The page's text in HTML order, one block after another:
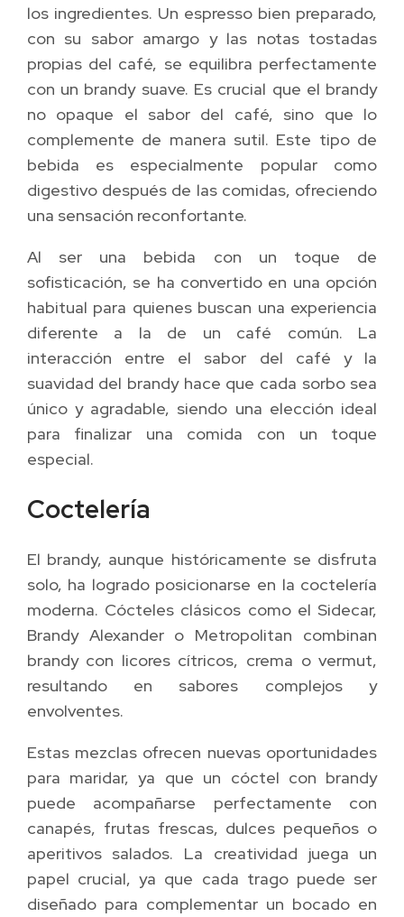
los ingredientes. Un espresso bien preparado,
con su sabor amargo y las notas tostadas
propias del café, se equilibra perfectamente
con un brandy suave. Es crucial que el brandy
no opaque el sabor del café, sino que lo
complemente de manera sutil. Este tipo de
bebida es especialmente popular como
digestivo después de las comidas, ofreciendo
una sensación reconfortante.
Al ser una bebida con un toque de
sofisticación, se ha convertido en una opción
habitual para quienes buscan una experiencia
diferente a la de un café común. La
interacción entre el sabor del café y la
suavidad del brandy hace que cada sorbo sea
único y agradable, siendo una elección ideal
para finalizar una comida con un toque
especial.
Coctelería
El brandy, aunque históricamente se disfruta
solo, ha logrado posicionarse en la coctelería
moderna. Cócteles clásicos como el Sidecar,
Brandy Alexander o Metropolitan combinan
brandy con licores cítricos, crema o vermut,
resultando en sabores complejos y
envolventes.
Estas mezclas ofrecen nuevas oportunidades
para maridar, ya que un cóctel con brandy
puede acompañarse perfectamente con
canapés, frutas frescas, dulces pequeños o
aperitivos salados. La creatividad juega un
papel crucial, ya que cada trago puede ser
diseñado para complementar un bocado en